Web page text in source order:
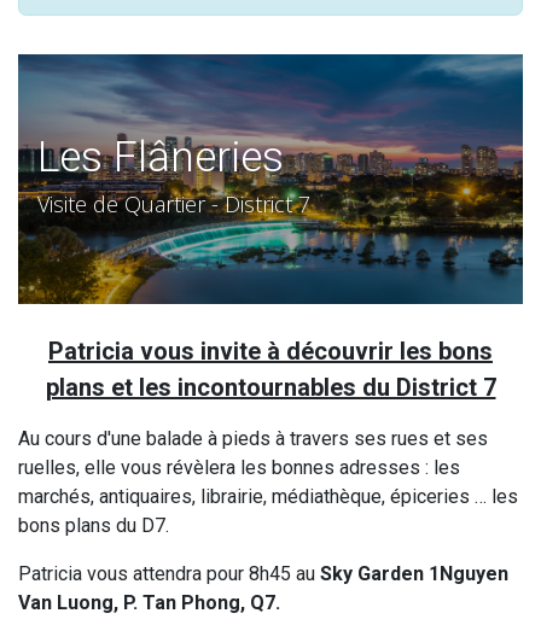
Les Flâneries
Visite de Quartier - District 7
Patricia vous invite à découvrir les bons
plans et les incontournables du District 7
Au cours d'une balade à pieds à travers ses rues et ses
ruelles, elle vous révèlera les bonnes adresses : les
marchés, antiquaires, librairie, médiathèque, épiceries … les
bons plans du D7.
Patricia vous attendra pour 8h45 au Sky Garden 1Nguyen
Van Luong, P. Tan Phong, Q7.